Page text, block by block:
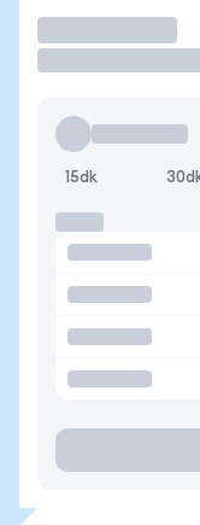
15dk